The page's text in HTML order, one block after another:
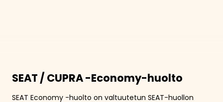
SEAT / CUPRA -Economy-huolto
SEAT Economy -huolto on valtuutetun SEAT-huollon